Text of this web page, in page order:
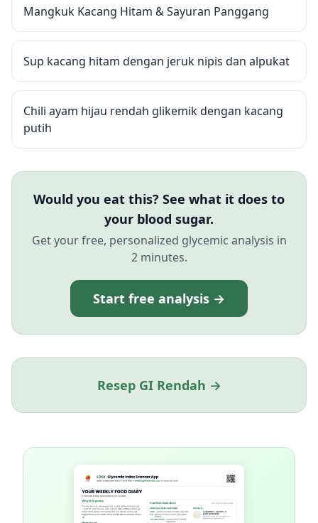
Mangkuk Kacang Hitam & Sayuran Panggang
Sup kacang hitam dengan jeruk nipis dan alpukat
Chili ayam hijau rendah glikemik dengan kacang
putih
Would you eat this? See what it does to
your blood sugar.
Get your free, personalized glycemic analysis in
2 minutes.
Start free analysis →
Resep GI Rendah →